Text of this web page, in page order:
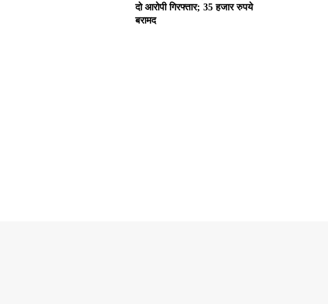
दो आरोपी गिरफ्तार; 35 हजार रुपये
बरामद